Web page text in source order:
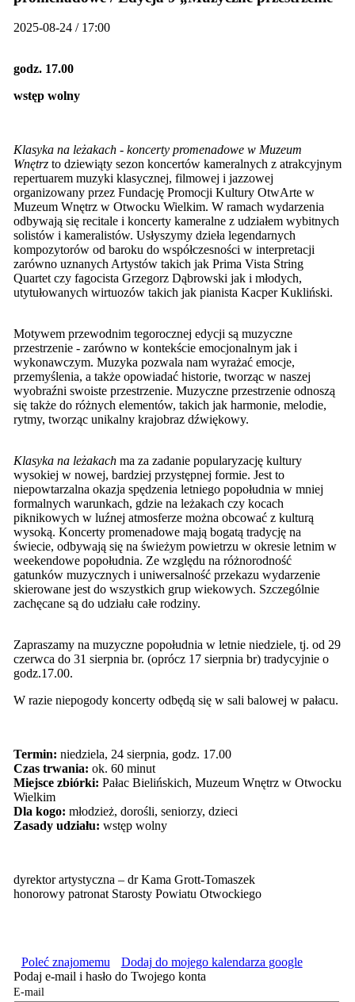
2025-08-24 / 17:00
godz. 17.00
wstęp wolny
Klasyka na leżakach - koncerty promenadowe w Muzeum
Wnętrzto dziewiąty sezon koncertów kameralnych z atrakcyjnym
repertuarem muzyki klasycznej, filmowej i jazzowej
organizowany przez Fundację Promocji Kultury OtwArte w
Muzeum Wnętrz w Otwocku Wielkim. W ramach wydarzenia
odbywają się recitale i koncerty kameralne z udziałem wybitnych
solistów i kameralistów. Usłyszymy dzieła legendarnych
kompozytorów od baroku do współczesności w interpretacji
zarówno uznanych Artystów takich jak Prima Vista String
Quartet czy fagocista Grzegorz Dąbrowski jak i młodych,
utytułowanych wirtuozów takich jak pianista Kacper Kukliński.
Motywem przewodnim tegorocznej edycji są muzyczne
przestrzenie - zarówno w kontekście emocjonalnym jak i
wykonawczym. Muzyka pozwala nam wyrażać emocje,
przemyślenia, a także opowiadać historie, tworząc w naszej
wyobraźni swoiste przestrzenie. Muzyczne przestrzenie odnoszą
się także do różnych elementów, takich jak harmonie, melodie,
rytmy, tworząc unikalny krajobraz dźwiękowy.
Klasyka na leżakachma za zadanie popularyzację kultury
wysokiej w nowej, bardziej przystępnej formie. Jest to
niepowtarzalna okazja spędzenia letniego popołudnia w mniej
formalnych warunkach, gdzie na leżakach czy kocach
piknikowych w luźnej atmosferze można obcować z kulturą
wysoką. Koncerty promenadowe mają bogatą tradycję na
świecie, odbywają się na świeżym powietrzu w okresie letnim w
weekendowe popołudnia. Ze względu na różnorodność
gatunków muzycznych i uniwersalność przekazu wydarzenie
skierowane jest do wszystkich grup wiekowych. Szczególnie
zachęcane są do udziału całe rodziny.
Zapraszamy na muzyczne popołudnia w letnie niedziele, tj. od 29
czerwca do 31 sierpnia br. (oprócz 17 sierpnia br) tradycyjnie o
godz.17.00.
W razie niepogody koncerty odbędą się w sali balowej w pałacu.
Termin: niedziela, 24 sierpnia, godz. 17.00
Czas trwania: ok. 60 minut
Miejsce zbiórki: Pałac Bielińskich, Muzeum Wnętrz w Otwocku
Wielkim
Dla kogo: młodzież, dorośli, seniorzy, dzieci
Zasady udziału: wstęp wolny
dyrektor artystyczna – dr Kama Grott-Tomaszek
honorowy patronat Starosty Powiatu Otwockiego
Poleć znajomemu
Dodaj do mojego kalendarza google
Podaj e-mail i hasło do Twojego konta
E-mail